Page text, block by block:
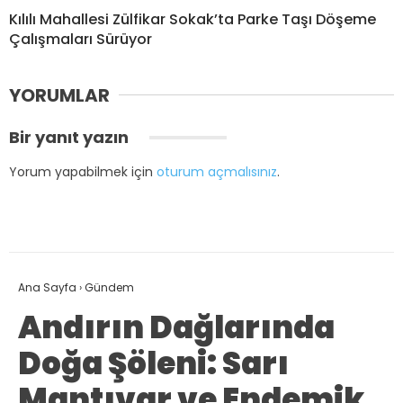
Kılılı Mahallesi Zülfikar Sokak’ta Parke Taşı Döşeme
Çalışmaları Sürüyor
YORUMLAR
Bir yanıt yazın
Yorum yapabilmek için oturum açmalısınız.
Ana Sayfa ›Gündem
Andırın Dağlarında
Doğa Şöleni: Sarı